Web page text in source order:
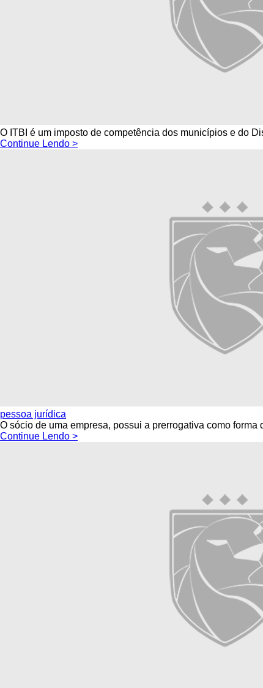
O ITBI é um imposto de competência dos municípios e do
Continue Lendo >
pessoa jurídica
O sócio de uma empresa, possui a prerrogativa como
Continue Lendo >